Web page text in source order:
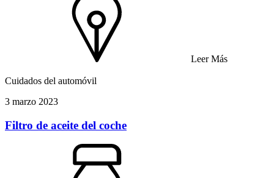
Leer Más
Cuidados del automóvil
3 marzo 2023
Filtro de aceite del coche